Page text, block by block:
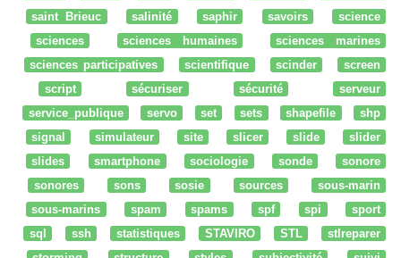
saint Brieuc
salinité saphir savoirs
science
sciences
sciences humaines
sciences marines
sciences participatives
scientifique scinder
screen
script
sécuriser sécurité
serveur
service_publique
servo set sets shapefile
shp
signal
simulateur site slicer slide
slider
slides
smartphone sociologie sonde
sonore
sonores
sons sosie sources
sous-marin
sous-marins
spam spams spf spi
sport
sql
ssh statistiques STAVIRO STL
stlreparer